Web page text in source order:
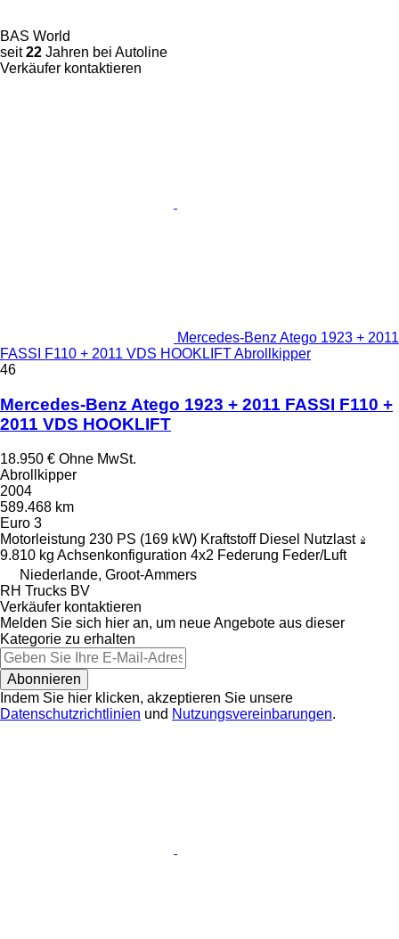
BAS World
seit22 Jahren bei Autoline
Verkäufer kontaktieren
Mercedes-Benz Atego 1923 + 2011
FASSI F110 + 2011 VDS HOOKLIFT Abrollkipper
46
Mercedes-Benz Atego 1923 + 2011 FASSI F110 +
2011 VDS HOOKLIFT
18.950 € Ohne MwSt.
Abrollkipper
2004
589.468 km
Euro 3
Motorleistung 230 PS (169 kW) Kraftstoff Diesel Nutzlast
9.810 kg Achsenkonfiguration 4x2 Federung Feder/Luft
Niederlande, Groot-Ammers
RH Trucks BV
Verkäufer kontaktieren
Melden Sie sich hier an, um neue Angebote aus dieser
Kategorie zu erhalten
Abonnieren
Indem Sie hier klicken, akzeptieren Sie unsere
Datenschutzrichtlinien und Nutzungsvereinbarungen.